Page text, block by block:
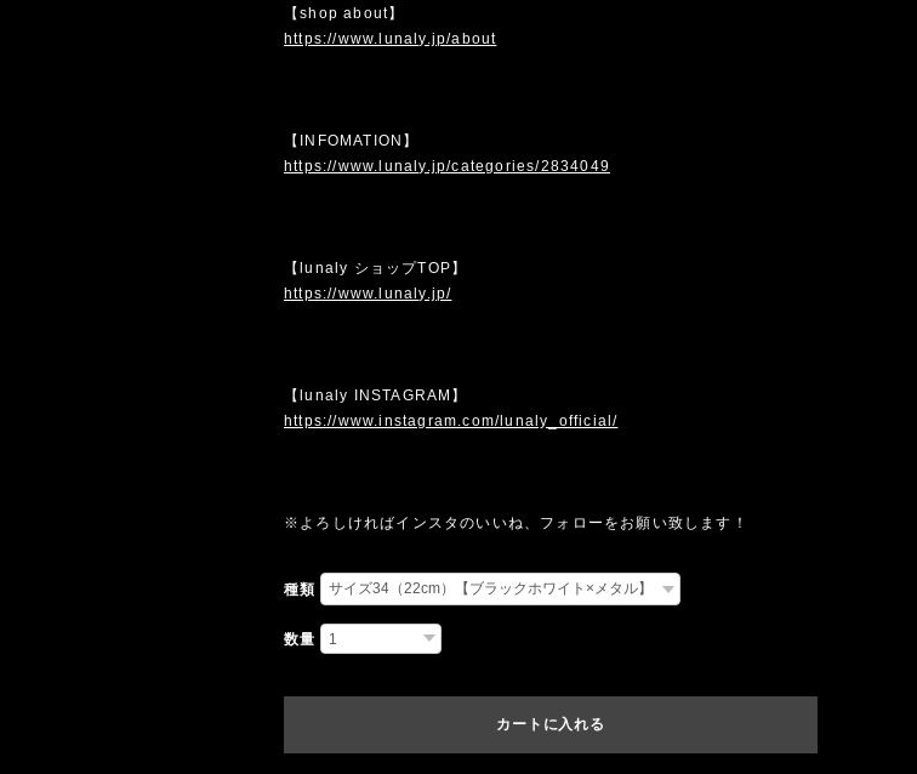
【shop about】
https://www.lunaly.jp/about
【INFOMATION】
https://www.lunaly.jp/categories/2834049
【lunaly ショップTOP】
https://www.lunaly.jp/
【lunaly INSTAGRAM】
https://www.instagram.com/lunaly_official/
※よろしければインスタのいいね、フォローをお願い致します！
種類
数量
カートに入れる